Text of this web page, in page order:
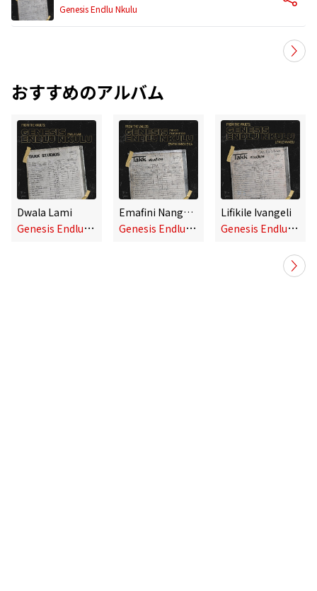
Genesis Endlu Nkulu
おすすめのアルバム
Dwala Lami
G
enesis Endlu Nkulu
Emafini Nangu Ehla
G
enesis Endlu Nkulu
Lifikile Ivangeli
G
enesis Endlu Nkulu